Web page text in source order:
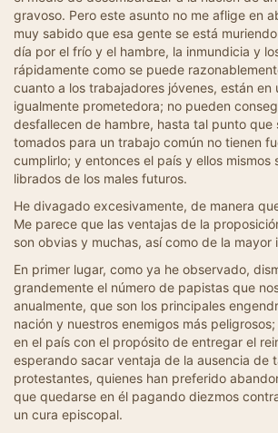
gravoso. Pero este asunto no me aflige en
muy sabido que esa gente se está
día por el frío y el hambre, la inmundicia y
rápidamente como se puede
cuanto a los trabajadores jóvenes, están en
igualmente prometedora; no pueden
desfallecen de hambre, hasta tal punto que
tomados para un trabajo común no tienen
cumplirlo; y entonces el país y ellos mismos
librados de los males futuros.
He divagado excesivamente, de manera
Me parece que las ventajas de la
son obvias y muchas, así como de la mayor
En primer lugar, como ya he observado,
grandemente el número de papistas que
anualmente, que son los principales
nación y nuestros enemigos más
en el país con el propósito de entregar el
esperando sacar ventaja de la ausencia de
protestantes, quienes han preferido
que quedarse en él pagando diezmos
un cura episcopal.